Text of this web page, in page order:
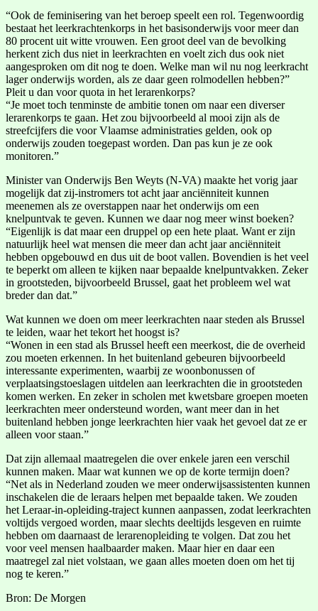
“Ook de feminisering van het beroep speelt een rol. Tegenwoordig
bestaat het leerkrachtenkorps in het basisonderwijs voor meer dan
80 procent uit witte vrouwen. Een groot deel van de bevolking
herkent zich dus niet in leerkrachten en voelt zich dus ook niet
aangesproken om dit nog te doen. Welke man wil nu nog leerkracht
lager onderwijs worden, als ze daar geen rolmodellen hebben?”
Pleit u dan voor quota in het lerarenkorps?
“Je moet toch tenminste de ambitie tonen om naar een diverser
lerarenkorps te gaan. Het zou bijvoorbeeld al mooi zijn als de
streefcijfers die voor Vlaamse administraties gelden, ook op
onderwijs zouden toegepast worden. Dan pas kun je ze ook
monitoren.”
Minister van Onderwijs Ben Weyts (N-VA) maakte het vorig jaar
mogelijk dat zij-instromers tot acht jaar anciënniteit kunnen
meenemen als ze overstappen naar het onderwijs om een
knelpuntvak te geven. Kunnen we daar nog meer winst boeken?
“Eigenlijk is dat maar een druppel op een hete plaat. Want er zijn
natuurlijk heel wat mensen die meer dan acht jaar anciënniteit
hebben opgebouwd en dus uit de boot vallen. Bovendien is het veel
te beperkt om alleen te kijken naar bepaalde knelpuntvakken. Zeker
in grootsteden, bijvoorbeeld Brussel, gaat het probleem wel wat
breder dan dat.”
Wat kunnen we doen om meer leerkrachten naar steden als Brussel
te leiden, waar het tekort het hoogst is?
“Wonen in een stad als Brussel heeft een meerkost, die de overheid
zou moeten erkennen. In het buitenland gebeuren bijvoorbeeld
interessante experimenten, waarbij ze woonbonussen of
verplaatsingstoeslagen uitdelen aan leerkrachten die in grootsteden
komen werken. En zeker in scholen met kwetsbare groepen moeten
leerkrachten meer ondersteund worden, want meer dan in het
buitenland hebben jonge leerkrachten hier vaak het gevoel dat ze er
alleen voor staan.”
Dat zijn allemaal maatregelen die over enkele jaren een verschil
kunnen maken. Maar wat kunnen we op de korte termijn doen?
“Net als in Nederland zouden we meer onderwijsassistenten kunnen
inschakelen die de leraars helpen met bepaalde taken. We zouden
het Leraar-in-opleiding-traject kunnen aanpassen, zodat leerkrachten
voltijds vergoed worden, maar slechts deeltijds lesgeven en ruimte
hebben om daarnaast de lerarenopleiding te volgen. Dat zou het
voor veel mensen haalbaarder maken. Maar hier en daar een
maatregel zal niet volstaan, we gaan alles moeten doen om het tij
nog te keren.”
Bron: De Morgen